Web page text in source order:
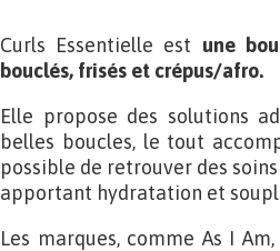
Curls Essentielle est une
bouclés, frisés et crépus/afro.
Elle propose des solutions
belles boucles, le tout
possible de retrouver des
apportant hydratation et
Les marques, comme As I